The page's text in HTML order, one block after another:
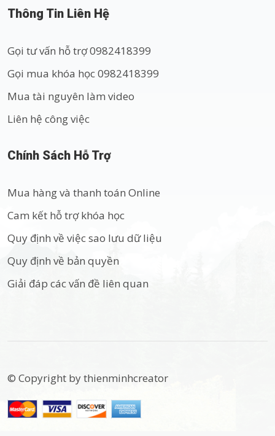
Thông Tin Liên Hệ
Gọi tư vấn hỗ trợ 0982418399
Gọi mua khóa học 0982418399
Mua tài nguyên làm video
Liên hệ công việc
Chính Sách Hỗ Trợ
Mua hàng và thanh toán Online
Cam kết hỗ trợ khóa học
Quy định về việc sao lưu dữ liệu
Quy định về bản quyền
Giải đáp các vấn đề liên quan
© Copyright by thienminhcreator